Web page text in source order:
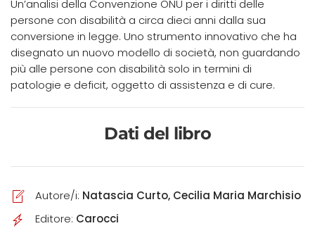
Un’analisi della Convenzione ONU per i diritti delle
persone con disabilità a circa dieci anni dalla sua
conversione in legge. Uno strumento innovativo che ha
disegnato un nuovo modello di società, non guardando
più alle persone con disabilità solo in termini di
patologie e deficit, oggetto di assistenza e di cure.
Dati del libro
Autore/i: Natascia Curto, Cecilia Maria Marchisio
Editore: Carocci